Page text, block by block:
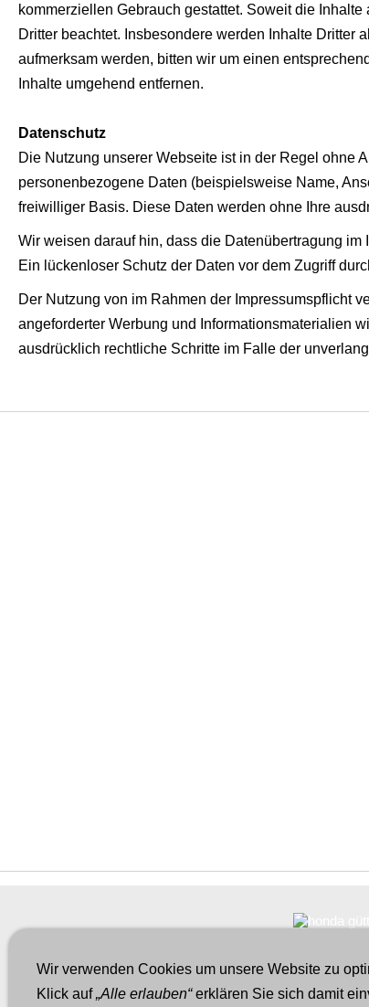
kommerziellen Gebrauch gestattet. Soweit die
Dritter beachtet. Insbesondere werden Inhalte Dritter
aufmerksam werden, bitten wir um einen
Inhalte umgehend entfernen.
Datenschutz
Die Nutzung unserer Webseite ist in der Regel ohne
personenbezogene Daten (beispielsweise Name,
freiwilliger Basis. Diese Daten werden ohne Ihre
Wir weisen darauf hin, dass die Datenübertragung
Ein lückenloser Schutz der Daten vor dem Zugriff
Der Nutzung von im Rahmen der Impressumspflicht
angeforderter Werbung und Informationsmaterialien
ausdrücklich rechtliche Schritte im Falle der
Wir verwenden Cookies um unsere Website zu
Klick auf„Alle erlauben“erklären Sie sich damit